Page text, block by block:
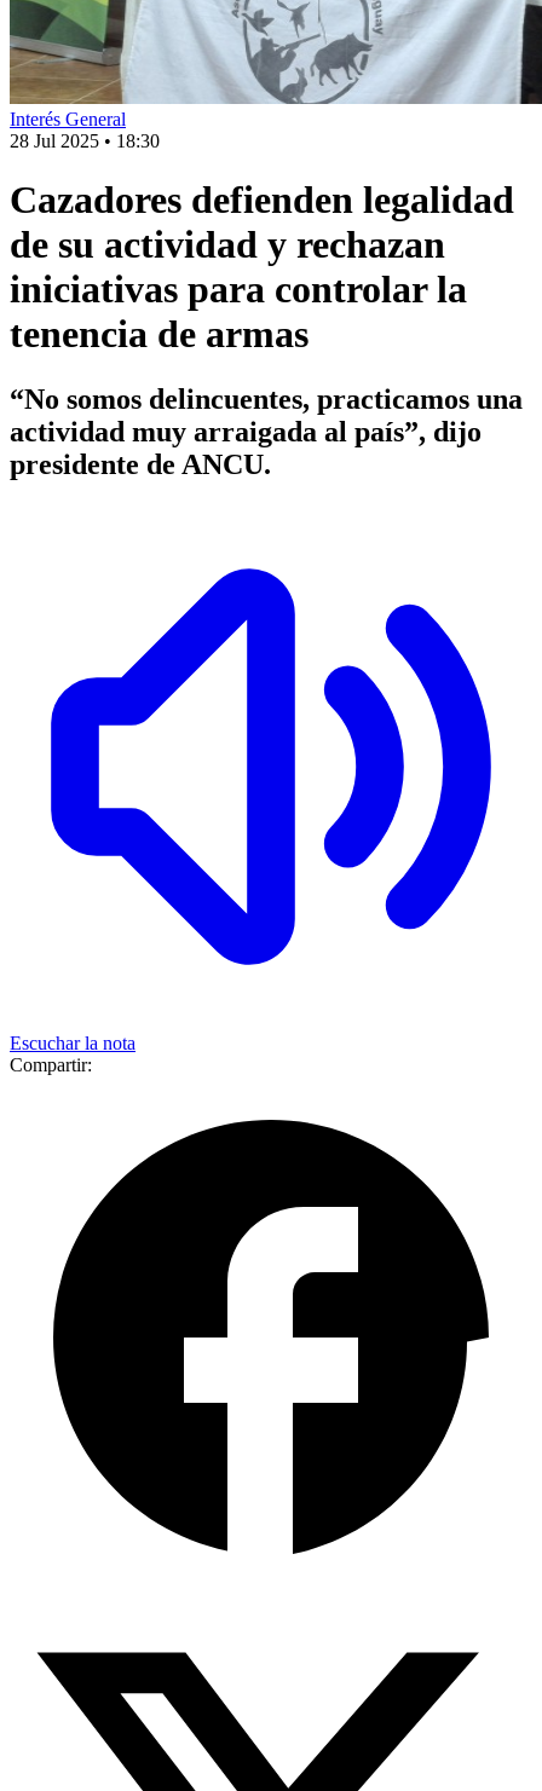
Interés General
28 Jul 2025 • 18:30
Cazadores defienden legalidad
de su actividad y rechazan
iniciativas para controlar la
tenencia de armas
“No somos delincuentes, practicamos una
actividad muy arraigada al país”, dijo
presidente de ANCU.
Escuchar la nota
Compartir: